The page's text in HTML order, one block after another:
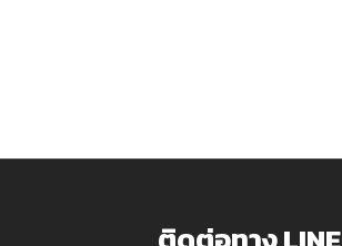
Home
Assistant